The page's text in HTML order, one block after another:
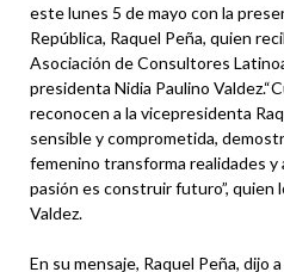
este lunes 5 de mayo con la
República, Raquel Peña, quien
Asociación de Consultores
presidenta Nidia Paulino
reconocen a la vicepresidenta
sensible y comprometida,
femenino transforma realidades y
pasión es construir futuro”, quien
Valdez.
En su mensaje, Raquel Peña, dijo